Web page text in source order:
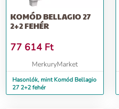
KOMÓD BELLAGIO 27
2+2 FEHÉR
77 614 Ft
MerkuryMarket
Hasonlók, mint Komód Bellagio
27 2+2 fehér